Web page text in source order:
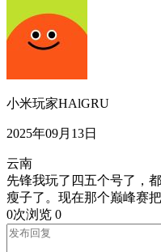
小米玩家HAlGRU
2025年09月13日
云南
先锋我玩了四五个号了，
瘦子了。现在那个巅峰赛
0次浏览 0